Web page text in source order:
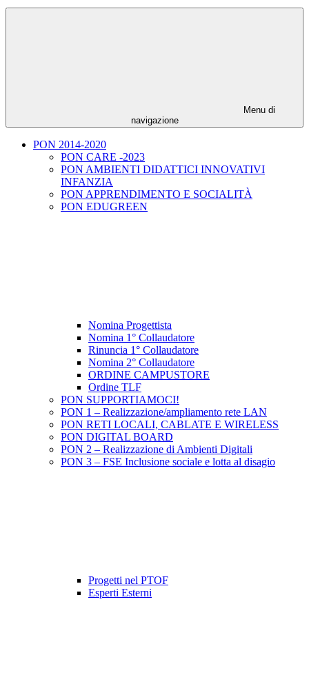
Menu di
navigazione
PON 2014-2020
PON CARE -2023
PON AMBIENTI DIDATTICI INNOVATIVI
INFANZIA
PON APPRENDIMENTO E SOCIALITÀ
PON EDUGREEN
Nomina Progettista
Nomina 1° Collaudatore
Rinuncia 1° Collaudatore
Nomina 2° Collaudatore
ORDINE CAMPUSTORE
Ordine TLF
PON SUPPORTIAMOCI!
PON 1 – Realizzazione/ampliamento rete LAN
PON RETI LOCALI, CABLATE E WIRELESS
PON DIGITAL BOARD
PON 2 – Realizzazione di Ambienti Digitali
PON 3 – FSE Inclusione sociale e lotta al disagio
Progetti nel PTOF
Esperti Esterni